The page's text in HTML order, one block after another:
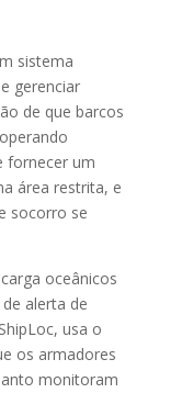
sistema
gerenciar
de que barcos
fornecer um
área restrita, e
socorro se
oceânicos
alerta de
usa o
os armadores
monitoram